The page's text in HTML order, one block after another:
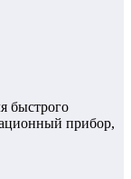
быстрого
прибор,